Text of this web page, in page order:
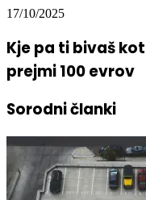
17/10/2025
Kje pa ti bivaš
prejmi 100 evrov
Sorodni članki